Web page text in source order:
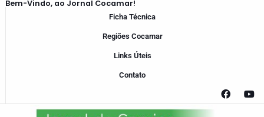
Bem-Vindo, ao Jornal Cocamar!
Ficha Técnica
Regiões Cocamar
Links Úteis
Contato